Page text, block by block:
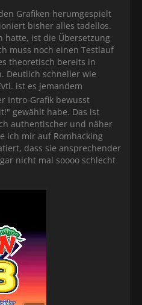
Grafiken herumgespielt
bisher alles tadellos.
hatte, ist die Übersetzung
muss noch einen Testlauf
theoretisch bereits in
Deutlich schneller wie
ist es jemandem
Intro-Grafik bewusst
gewählt habe. Das ist
authentischer und näher
ich mir auf Romhacking
dass sie ansprechender
nicht mal soooo schlecht